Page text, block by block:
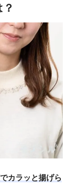
カラッと揚げら